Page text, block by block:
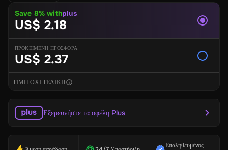
Save 8% withplus
US$ 2.18
ΠΡΟΚΕΙΜΕΝΗ ΠΡΟΣΦΟΡΑ
US$ 2.37
ΤΙΜΗ ΟΧΙ ΤΕΛΙΚΗ
Εξερευνήστε τα οφέλη Plus
Επαληθευμένος